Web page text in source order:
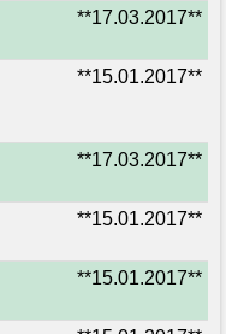
**17.03.2017**
**15.01.2017**
**17.03.2017**
**15.01.2017**
**15.01.2017**